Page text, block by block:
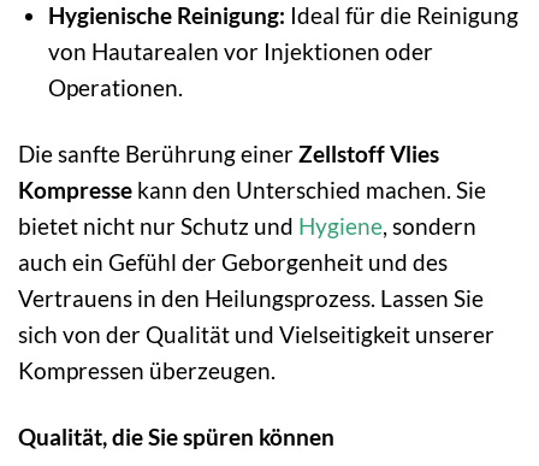
Hygienische Reinigung: Ideal für die Reinigung
von Hautarealen vor Injektionen oder
Operationen.
Die sanfte Berührung einerZellstoff Vlies
Kompresse kann den Unterschied machen. Sie
bietet nicht nur Schutz und Hygiene, sondern
auch ein Gefühl der Geborgenheit und des
Vertrauens in den Heilungsprozess. Lassen Sie
sich von der Qualität und Vielseitigkeit unserer
Kompressen überzeugen.
Qualität, die Sie spüren können